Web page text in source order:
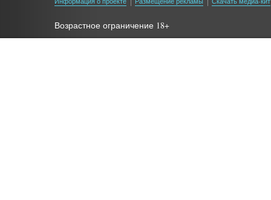
Возрастное ограничение 18+